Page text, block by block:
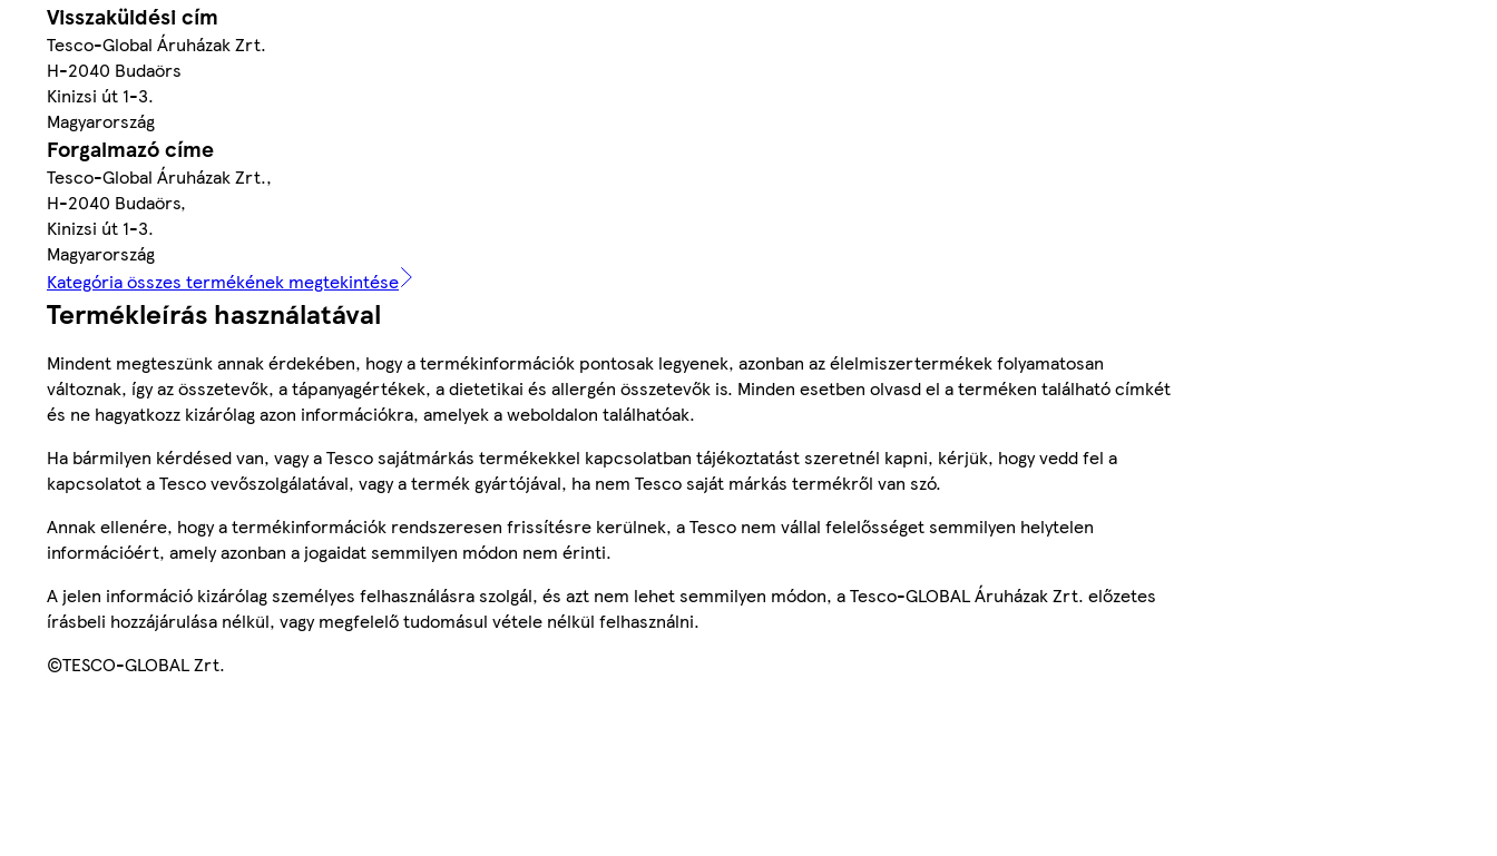
Visszaküldési cím
Tesco-Global Áruházak Zrt.
H-2040 Budaörs
Kinizsi út 1-3.
Magyarország
Forgalmazó címe
Tesco-Global Áruházak Zrt.,
H-2040 Budaörs,
Kinizsi út 1-3.
Magyarország
Kategória összes termékének megtekintése
Termékleírás használatával
Mindent megteszünk annak érdekében, hogy a termékinformációk pontosak legyenek, azonban az élelmiszertermékek folyamatosan
változnak, így az összetevők, a tápanyagértékek, a dietetikai és allergén összetevők is. Minden esetben olvasd el a terméken található címkét
és ne hagyatkozz kizárólag azon információkra, amelyek a weboldalon találhatóak.
Ha bármilyen kérdésed van, vagy a Tesco sajátmárkás termékekkel kapcsolatban tájékoztatást szeretnél kapni, kérjük, hogy vedd fel a
kapcsolatot a Tesco vevőszolgálatával, vagy a termék gyártójával, ha nem Tesco saját márkás termékről van szó.
Annak ellenére, hogy a termékinformációk rendszeresen frissítésre kerülnek, a Tesco nem vállal felelősséget semmilyen helytelen
információért, amely azonban a jogaidat semmilyen módon nem érinti.
A jelen információ kizárólag személyes felhasználásra szolgál, és azt nem lehet semmilyen módon, a Tesco-GLOBAL Áruházak Zrt. előzetes
írásbeli hozzájárulása nélkül, vagy megfelelő tudomásul vétele nélkül felhasználni.
©TESCO-GLOBAL Zrt.